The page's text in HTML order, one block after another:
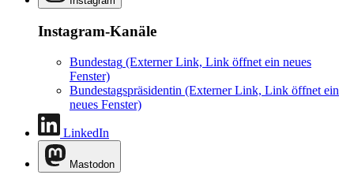
Instagram-Kanäle
Bundestag (Externer Link, Link öffnet ein neues
Fenster)
Bundestagspräsidentin (Externer Link, Link öffnet ein
neues Fenster)
LinkedIn
Mastodon